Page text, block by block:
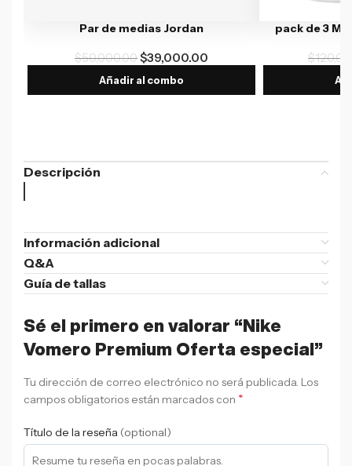
Par de medias Jordan
$50,000.00$39,000.00
Añadir al combo
pack de 3
$
Descripción
Información adicional
Q&A
Guía de tallas
Sé el primero en valorar “Nike
Vomero Premium Oferta especial”
Tu dirección de correo electrónico no será publicada. Los
campos obligatorios están marcados con *
Título de la reseña (optional)